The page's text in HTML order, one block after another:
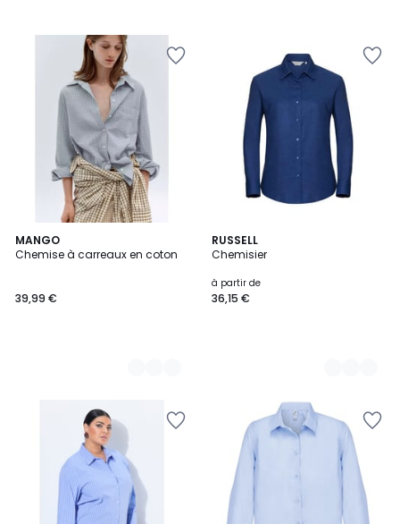
MANGO
Chemise à carreaux en coton
39,99 €
2
Couleurs
RUSSELL
Chemisier
à partir de
36,15 €
5
Couleurs